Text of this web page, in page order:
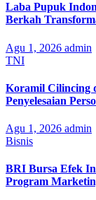
Laba Pupuk
Berkah
Agu 1, 2026 admin
TNI
Koramil Cilincing
Penyelesaian
Agu 1, 2026 admin
Bisnis
BRI Bursa Efek
Program